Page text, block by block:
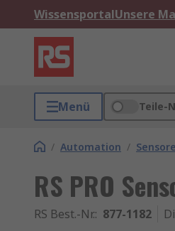
WissensportalUnsere
Menü Teile-
/ Automation /
RS PRO
RS Best.-Nr.: 877-1182